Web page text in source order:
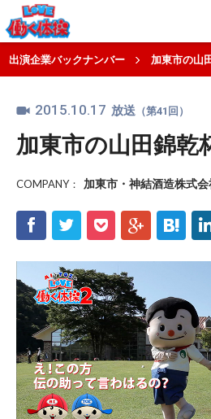
出演企業バックナンバー 加東市の山
2015.10.17 放送 （第41回）
加東市の山田錦乾
COMPANY： 加東市・神結酒造株式会
f t p g h